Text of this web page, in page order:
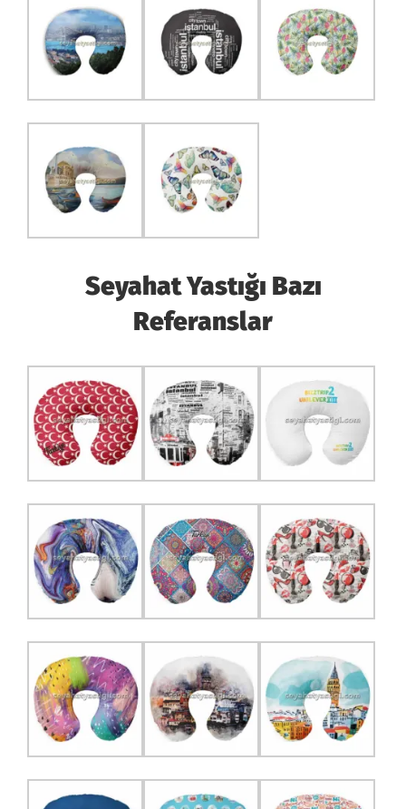
Seyahat Yastığı Bazı
Referanslar